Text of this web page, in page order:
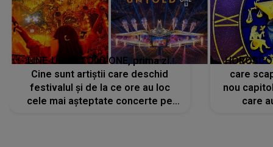
LINE-UP UNTOLD ONE, prima zi.
Cine sunt artiștii care deschid
festivalul și de la ce ore au loc
cele mai așteptate concerte pe
care
nou
care